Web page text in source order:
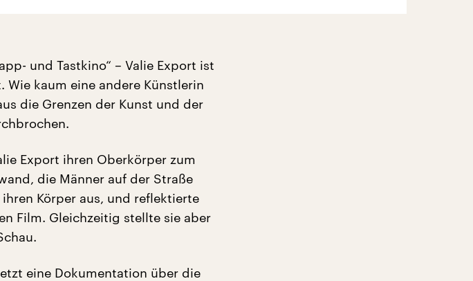
und Tastkino“ – Valie Export ist
kaum eine andere Künstlerin
die Grenzen der Kunst und der
Export ihren Oberkörper zum
die Männer auf der Straße
Körper aus, und reflektierte
Film. Gleichzeitig stellte sie aber
eine Dokumentation über die